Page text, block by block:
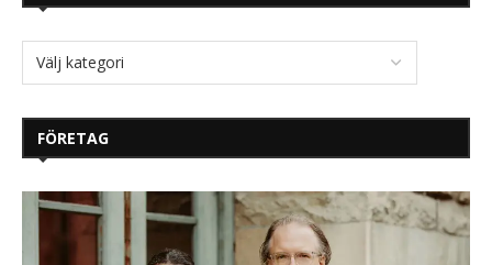
FÖRETAG